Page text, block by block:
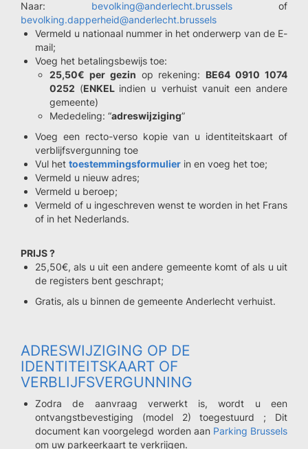
Naar: bevolking@anderlecht.brussels of
bevolking.dapperheid@anderlecht.brussels
Vermeld u nationaal nummer in het onderwerp van de E-
mail;
Voeg het betalingsbewijs toe:
25,50€ per gezin op rekening: BE64 0910 1074
0252 (ENKEL indien u verhuist vanuit een andere
gemeente)
Mededeling: “adreswijziging”
Voeg een recto-verso kopie van u identiteitskaart of
verblijfsvergunning toe
Vul het toestemmingsformulier in en voeg het toe;
Vermeld u nieuw adres;
Vermeld u beroep;
Vermeld of u ingeschreven wenst te worden in het Frans
of in het Nederlands.
PRIJS ?
25,50€, als u uit een andere gemeente komt of als u uit
de registers bent geschrapt;
Gratis, als u binnen de gemeente Anderlecht verhuist.
ADRESWIJZIGING OP DE
IDENTITEITSKAART OF
VERBLIJFSVERGUNNING
Zodra de aanvraag verwerkt is, wordt u een
ontvangstbevestiging (model 2) toegestuurd ; Dit
document kan voorgelegd worden aan Parking Brussels
om uw parkeerkaart te verkrijgen.